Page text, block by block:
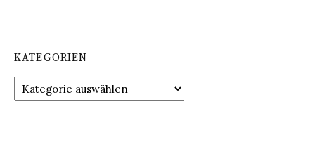
KATEGORIEN
Kategorien